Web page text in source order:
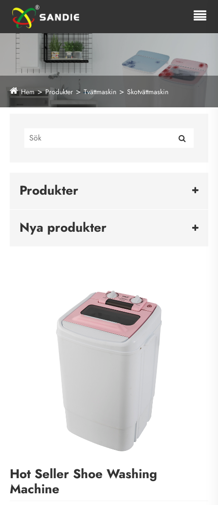
Hem Produkter Tvättmaskin Skotvättmaskin
Produkter
Nya produkter
Hot Seller Shoe Washing
Machine